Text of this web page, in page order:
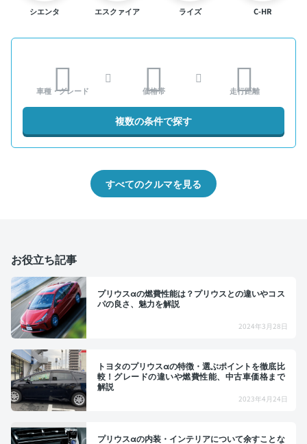
シエンタ エスクァイア ライズ C-HR
車種・グレード 価格帯 走行距離
複数の条件で探す
すべてのクルマを見る
お役立ち記事
プリウスαの燃費性能は？プリウスとの違いやコス
パの良さ、魅力を解説
2024年3月28日
トヨタのプリウスαの特徴・選ぶポイントを徹底比
較！グレードの違いや燃費性能、中古車価格まで
解説
2023年4月24日
プリウスαの内装・インテリアについて余すことな